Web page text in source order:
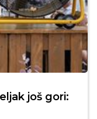
još gori: